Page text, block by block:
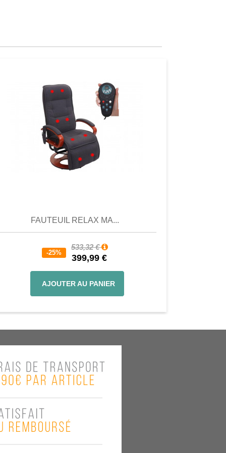
FAUTEUIL RELAX MA...
-25%
533,32 €
399,99 €
AJOUTER AU PANIER